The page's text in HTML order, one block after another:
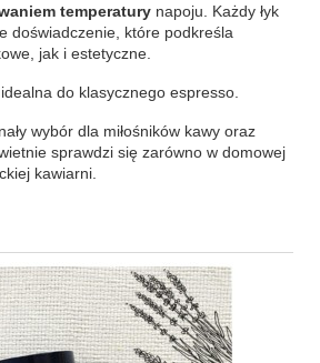
temperatury napoju. Każdy łyk
doświadczenie, które podkreśla
jak i estetyczne.
do klasycznego espresso.
wybór dla miłośników kawy oraz
sprawdzi się zarówno w domowej
kawiarni.